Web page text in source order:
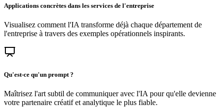
Applications concrètes dans les services de l'entreprise
Visualisez comment l'IA transforme déjà chaque département de
l'entreprise à travers des exemples opérationnels inspirants.
Qu'est-ce qu'un prompt ?
Maîtrisez l'art subtil de communiquer avec l'IA pour qu'elle devienne
votre partenaire créatif et analytique le plus fiable.